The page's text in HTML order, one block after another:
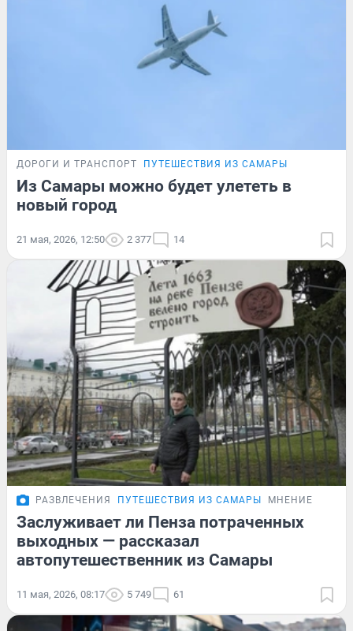
ДОРОГИ И ТРАНСПОРТ ПУТЕШЕСТВИЯ ИЗ САМАРЫ
Из Самары можно будет улететь в
новый город
21 мая, 2026, 12:50 2 377 14
РАЗВЛЕЧЕНИЯ ПУТЕШЕСТВИЯ ИЗ САМАРЫ МНЕНИЕ
Заслуживает ли Пенза потраченных
выходных — рассказал
автопутешественник из Самары
11 мая, 2026, 08:17 5 749 61